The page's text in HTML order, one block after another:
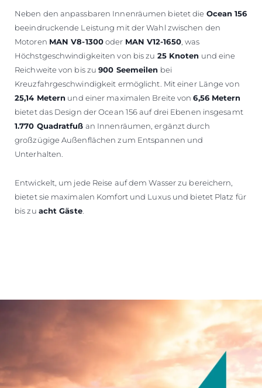
Neben den anpassbaren Innenräumen bietet die Ocean 156
beeindruckende Leistung mit der Wahl zwischen den
Motoren MAN V8-1300oder MAN V12-1650, was
Höchstgeschwindigkeiten von bis zu 25 Knoten und eine
Reichweite von bis zu900 Seemeilen bei
Kreuzfahrgeschwindigkeit ermöglicht. Mit einer Länge von
25,14 Metern und einer maximalen Breite von6,56 Metern
bietet das Design der Ocean 156 auf drei Ebenen insgesamt
1.770 Quadratfuß an Innenräumen, ergänzt durch
großzügige Außenflächen zum Entspannen und
Unterhalten.
Entwickelt, um jede Reise auf dem Wasser zu bereichern,
bietet sie maximalen Komfort und Luxus und bietet Platz für
bis zu acht Gäste.